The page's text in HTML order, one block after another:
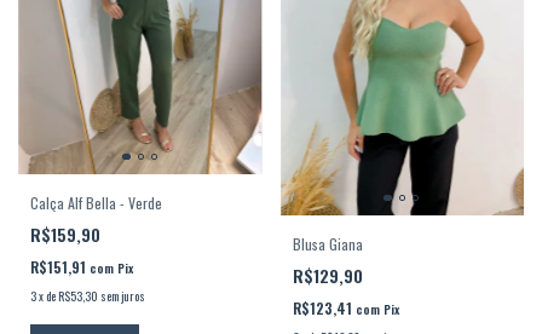
Calça Alf Bella - Verde
R$159,90
R$151,91 com Pix
3xdeR$53,30 sem juros
Blusa Giana
R$129,90
R$123,41 com Pix